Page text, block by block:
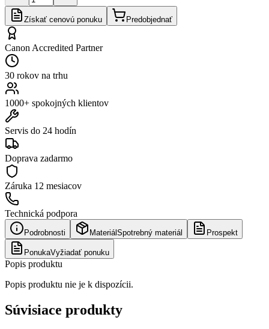
Získať cenovú ponuku Predobjednať
Canon Accredited Partner
30 rokov na trhu
1000+ spokojných klientov
Servis do 24 hodín
Doprava zadarmo
Záruka 12 mesiacov
Technická podpora
Podrobnosti Materiál Spotrebný materiál Prospekt
PonukaVyžiadať ponuku
Popis produktu
Popis produktu nie je k dispozícii.
Súvisiace produkty